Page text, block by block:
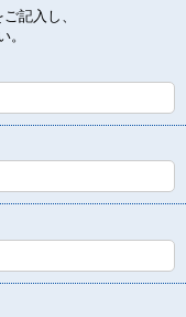
記入し、
。